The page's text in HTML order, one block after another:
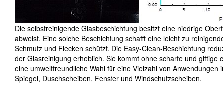
Die selbstreinigende Glasbeschichtung besitzt eine niedrige
abweist. Eine solche Beschichtung schafft eine leicht zu
Schmutz und Flecken schützt. Die Easy-Clean-Beschichtung
der Glasreinigung erheblich. Sie kommt ohne scharfe und giftige
eine umweltfreundliche Wahl für eine Vielzahl von
Spiegel, Duschscheiben, Fenster und Windschutzscheiben.